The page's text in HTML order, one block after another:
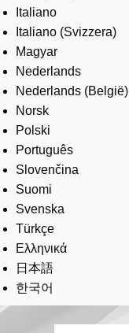
Italiano
Italiano (Svizzera)
Magyar
Nederlands
Nederlands (België)
Norsk
Polski
Português
Slovenčina
Suomi
Svenska
Türkçe
Ελληνικά
日本語
한국어